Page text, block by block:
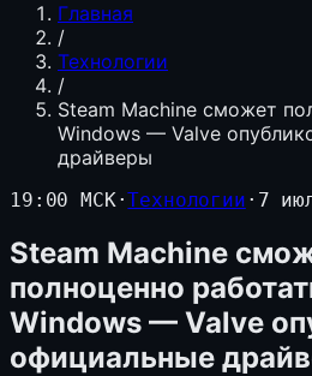
Главная
/
Технологии
/
Steam Machine сможет
Windows — Valve
драйверы
19:00 МСК·Технологии · 7
Steam Machine
полноценно
Windows — Valve
официальные